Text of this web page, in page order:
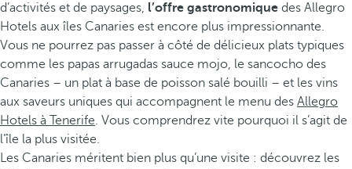
d’activités et de paysages, l’offre gastronomique des Allegro
Hotels aux îles Canaries est encore plus impressionnante.
Vous ne pourrez pas passer à côté de délicieux plats typiques
comme les papas arrugadas sauce mojo, le sancocho des
Canaries – un plat à base de poisson salé bouilli – et les vins
aux saveurs uniques qui accompagnent le menu des Allegro
Hotels à Tenerife. Vous comprendrez vite pourquoi il s’agit de
l’île la plus visitée.
Les Canaries méritent bien plus qu’une visite : découvrez les